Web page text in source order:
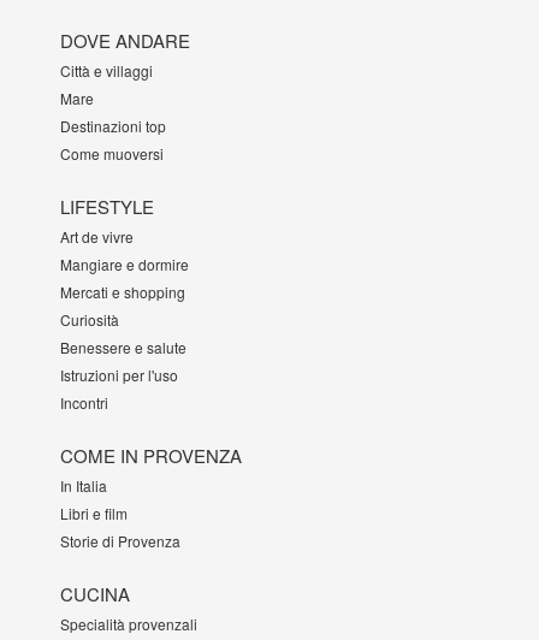
DOVE ANDARE
Città e villaggi
Mare
Destinazioni top
Come muoversi
LIFESTYLE
Art de vivre
Mangiare e dormire
Mercati e shopping
Curiosità
Benessere e salute
Istruzioni per l'uso
Incontri
COME IN PROVENZA
In Italia
Libri e film
Storie di Provenza
CUCINA
Specialità provenzali